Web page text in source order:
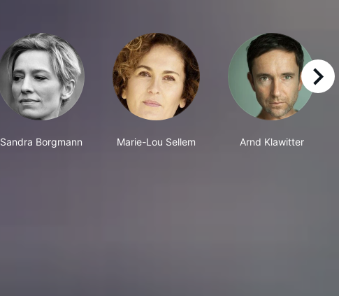
Sandra Borgmann Marie-Lou Sellem Arnd Klawitter
right